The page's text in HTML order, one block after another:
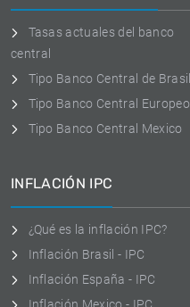
Tasas actuales del banco
central
Tipo Banco Central de Brasil
Tipo Banco Central Europeo
Tipo Banco Central Mexico
INFLACIÓN IPC
¿Qué es la inflación IPC?
Inflación Brasil - IPC
Inflación España - IPC